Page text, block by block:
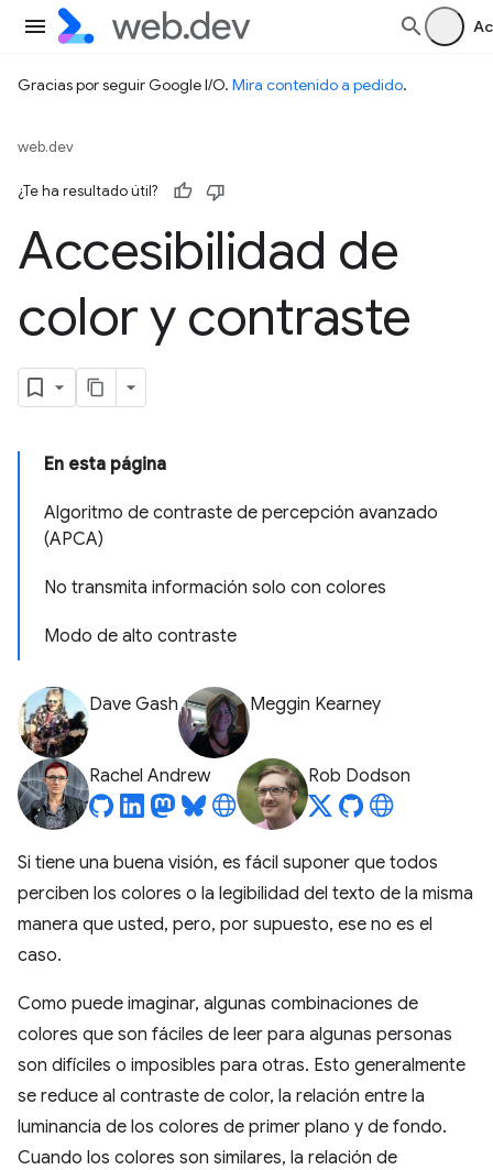
Gracias por seguir Google I/O. Mira contenido a pedido.
web.dev
¿Te ha resultado útil?
Accesibilidad de
color y contraste
En esta página
Algoritmo de contraste de percepción avanzado
(APCA)
No transmita información solo con colores
Modo de alto contraste
Dave Gash Meggin Kearney
Rachel Andrew Rob Dodson
Si tiene una buena visión, es fácil suponer que todos
perciben los colores o la legibilidad del texto de la misma
manera que usted, pero, por supuesto, ese no es el
caso.
Como puede imaginar, algunas combinaciones de
colores que son fáciles de leer para algunas personas
son difíciles o imposibles para otras. Esto generalmente
se reduce al contraste de color, la relación entre la
luminancia de los colores de primer plano y de fondo.
Cuando los colores son similares, la relación de